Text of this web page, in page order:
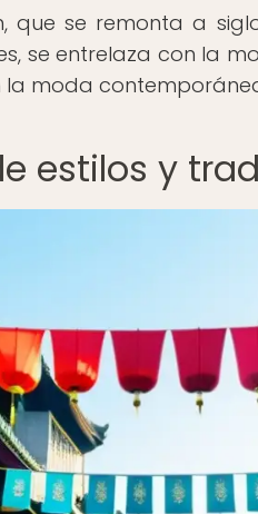
que se remonta a
se entrelaza con la
la moda
estilos y